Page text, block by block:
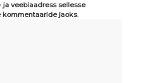
ja veebiaadress sellesse
jaoks.